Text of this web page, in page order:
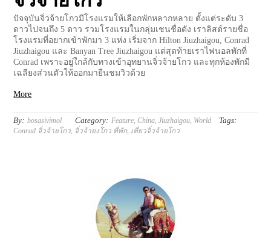
ปัจจุบันจิ่วจ้ายโกวมีโรงแรมให้เลือกพักหลากหลาย ตั้งแต่ระดับ 3
ดาวไปจนถึง 5 ดาว รวมโรงแรมในกลุ่มเชนชื่อดัง เราลิสต์รายชื่อ
โรงแรมที่อยากเข้าพักมา 3 แห่ง เริ่มจาก Hilton Jiuzhaigou, Conrad
Jiuzhaigou และ Banyan Tree Jiuzhaigou แต่สุดท้ายเราไฟนอลพักที่
Conrad เพราะอยู่ใกล้กับทางเข้าอุทยานจิ่วจ้ายโกว และทุกห้องพักมี
เฉลียงส่วนตัวให้ออกมายืนชมวิวด้วย
More
By: bosasivimol Category: Feature ,China ,Jiuzhaigou World Tags:
Conrad จิ่วจ้ายโกว จิ่วจ้ายงโกว ที่พัก, เที่ยวจิ่วจ้ายโกว